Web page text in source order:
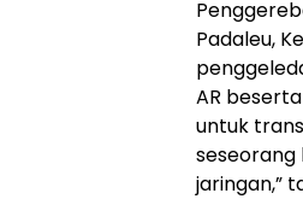
Padaleu,
AR
untuk
seseorang
jaringan,”